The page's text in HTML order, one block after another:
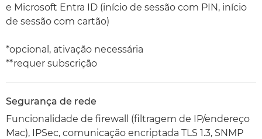
e Microsoft Entra ID (início de sessão com PIN, início
de sessão com cartão)
*opcional, ativação necessária
**requer subscrição
Segurança de rede
Funcionalidade de firewall (filtragem de IP/endereço
Mac), IPSec, comunicação encriptada TLS 1.3, SNMP